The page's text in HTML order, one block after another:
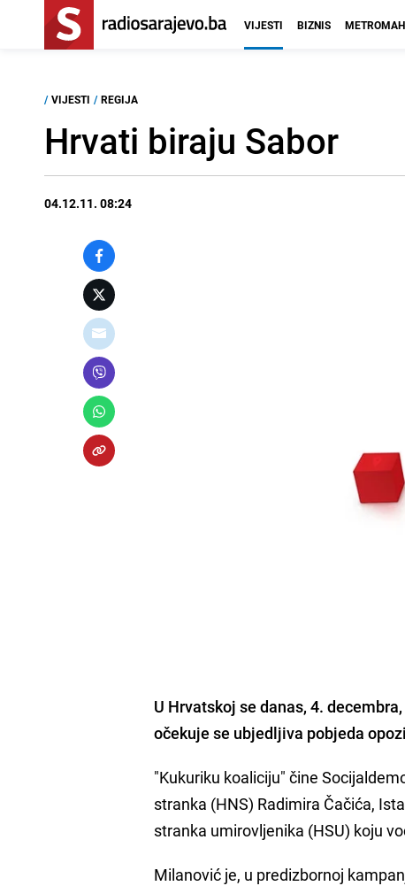
VIJESTI BIZNIS
/ VIJESTI / REGIJA
Hrvati biraju Sabor
04.12.11. 08:24
U Hrvatskoj se danas, 4.
očekuje se ubjedljiva pobjeda
"Kukuriku koaliciju" čine
stranka (HNS) Radimira Čačića,
stranka umirovljenika (HSU) koju
Milanović je, u predizbornoj